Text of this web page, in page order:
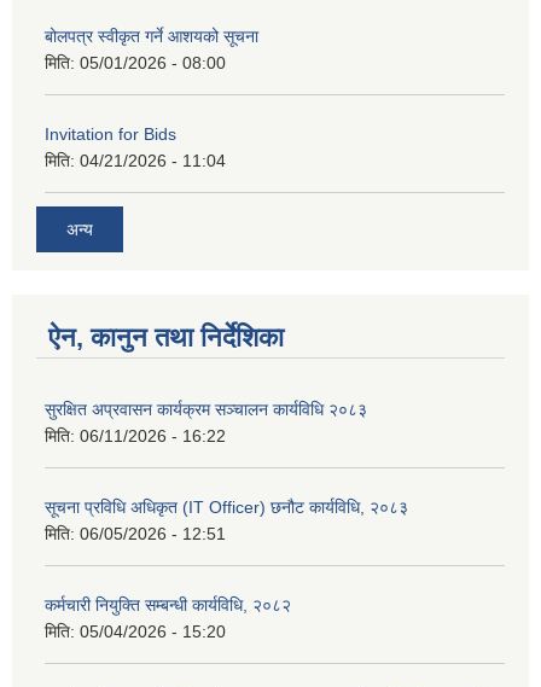
बोलपत्र स्वीकृत गर्ने आशयको सूचना
मिति: 05/01/2026 - 08:00
Invitation for Bids
मिति: 04/21/2026 - 11:04
अन्य
ऐन, कानुन तथा निर्देशिका
सुरक्षित अप्रवासन कार्यक्रम सञ्चालन कार्यविधि २०८३
मिति: 06/11/2026 - 16:22
सूचना प्रविधि अधिकृत (IT Officer) छनौट कार्यविधि, २०८३
मिति: 06/05/2026 - 12:51
कर्मचारी नियुक्ति सम्बन्धी कार्यविधि, २०८२
मिति: 05/04/2026 - 15:20